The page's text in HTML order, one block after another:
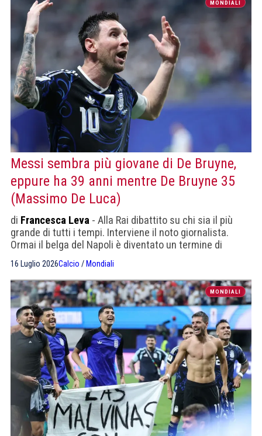
MONDIALI
Messi sembra più giovane di De Bruyne,
eppure ha 39 anni mentre De Bruyne 35
(Massimo De Luca)
di Francesca Leva - Alla Rai dibattito su chi sia il più
grande di tutti i tempi. Interviene il noto giornalista.
Ormai il belga del Napoli è diventato un termine di
16 Luglio 2026Calcio / Mondiali
MONDIALI